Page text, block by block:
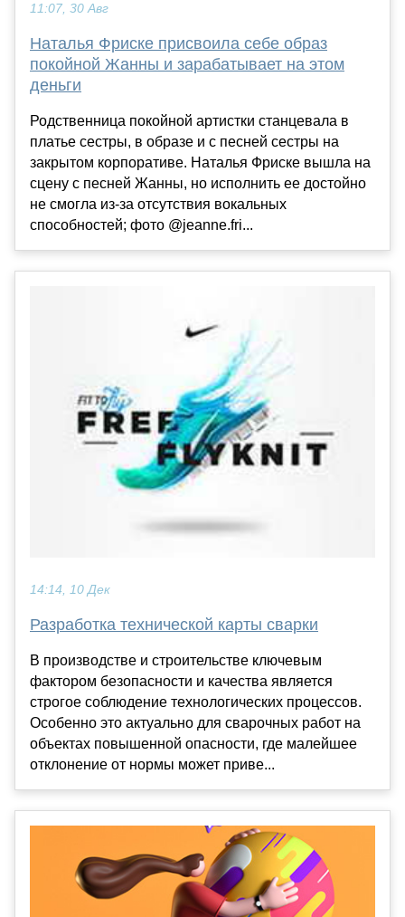
11:07, 30 Авг
Наталья Фриске присвоила себе образ
покойной Жанны и зарабатывает на этом
деньги
Родственница покойной артистки станцевала в
платье сестры, в образе и с песней сестры на
закрытом корпоративе. Наталья Фриске вышла на
сцену с песней Жанны, но исполнить ее достойно
не смогла из-за отсутствия вокальных
способностей; фото @jeanne.fri...
14:14, 10 Дек
Разработка технической карты сварки
В производстве и строительстве ключевым
фактором безопасности и качества является
строгое соблюдение технологических процессов.
Особенно это актуально для сварочных работ на
объектах повышенной опасности, где малейшее
отклонение от нормы может приве...